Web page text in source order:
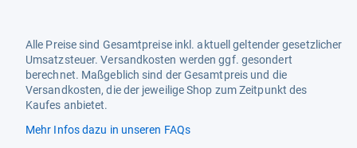
Alle Preise sind Gesamtpreise inkl. aktuell geltender gesetzlicher
Umsatzsteuer. Versandkosten werden ggf. gesondert
berechnet. Maßgeblich sind der Gesamtpreis und die
Versandkosten, die der jeweilige Shop zum Zeitpunkt des
Kaufes anbietet.
Mehr Infos dazu in unseren FAQs